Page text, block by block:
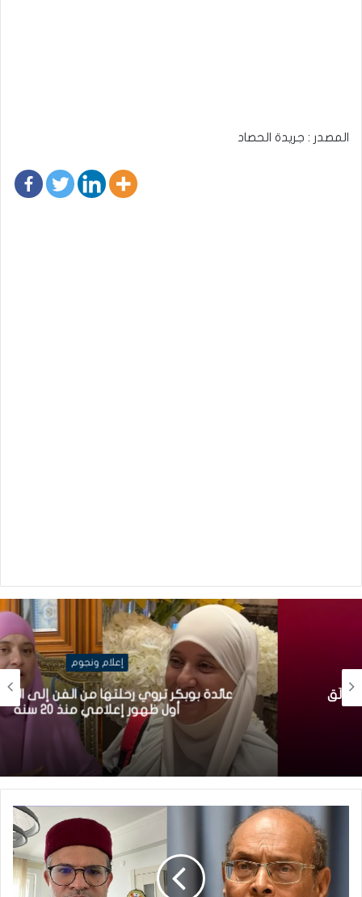
المصدر : جريدة الحصاد
إعلام ونجوم
عائدة بوبكر تروي رحلتها من الفن إلى الحجاب في
أول ظهور إعلامي منذ 20 سنة